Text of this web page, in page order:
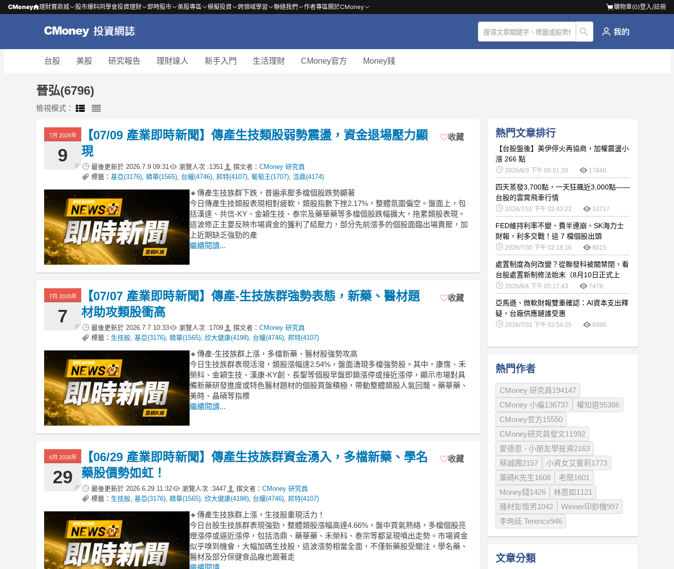
CMoney 理財寶商城 股市爆料同學會投資理財 即時股市 美股專區 模擬投資 跨領域學習 聯絡我們 作者專區關於CMoney 購物車(0)登入/註冊
台股 美股 研究報告 理財達人 新手入門 生活理財 CMoney官方 Money錢
晉弘(6796)
檢視模式：
7月 2026年
9
【07/09 產業即時新聞】傳產生技類股弱勢震盪，資金退場壓力顯
現
最後更新於 2026.7.9 09:31 瀏覽人次 :1351 撰文者： CMoney 研究員
標籤： 基亞(3176) 精華(1565) 台耀(4746) 邦特(4107) 葡萄王(1707) 浩鼎(4174)
收藏
🔸傳產生技族群下跌，普遍承壓多檔個股跌勢顯著
今日傳產生技類股表現相對疲軟，類股指數下挫2.17%，整體氛圍偏空。盤面上，包
括漢達、共信-KY、金穎生技、泰宗及藥華藥等多檔個股跌幅擴大，拖累類股表現。
這波修正主要反映市場資金的獲利了結壓力，部分先前漲多的個股面臨出場賣壓，加
上近期缺乏強勁的產
繼續閱讀...
7月 2026年
7
【07/07 產業即時新聞】傳產-生技族群強勢表態，新藥、醫材題
材助攻類股衝高
最後更新於 2026.7.7 10:33 瀏覽人次 :1709 撰文者： CMoney 研究員
標籤： 生技股 基亞(3176) 精華(1565) 欣大健康(4198) 台耀(4746) 邦特(4107)
收藏
🔸傳產-生技族群上漲，多檔新藥、醫材股強勢攻高
今日生技族群表現活潑，類股漲幅達2.54%，盤面湧現多檔強勢股。其中，康霈、禾
榮科、金穎生技、漢康-KY創、長聖等個股早盤即鎖漲停或接近漲停，顯示市場對具
備新藥研發進度或特色醫材題材的個股買盤積極，帶動整體類股人氣回籠。藥華藥、
美時、晶碩等指標
繼續閱讀...
6月 2026年
29
【06/29 產業即時新聞】傳產生技族群資金湧入，多檔新藥、學名
藥股價勢如虹！
最後更新於 2026.6.29 11:32 瀏覽人次 :3447 撰文者： CMoney 研究員
標籤： 生技股 基亞(3176) 精華(1565) 欣大健康(4198) 台耀(4746) 邦特(4107)
收藏
🔸傳產生技族群上漲，生技股重現活力！
今日台股生技族群表現強勁，整體類股漲幅高達4.66%，盤中買氣熱絡，多檔個股亮
燈漲停或逼近漲停，包括浩鼎、藥華藥、禾榮科、泰宗等都呈現噴出走勢。市場資金
似乎嗅到機會，大幅加碼生技股，這波漲勢相當全面，不僅新藥股受關注，學名藥、
醫材及部分保健食品廠也跟著走
繼續閱讀...
熱門文章排行
【台股盤後】美伊停火再協商，加權震盪小
漲 266 點
2026/8/3 下午 05:01:20 17840
四天蒸發3,700點，一天狂飆近3,000點——
台股的雲霄飛車行情
2026/7/31 下午 02:43:22 10717
FED維持利率不變、費半連崩、SK海力士
財報，利多交戰！這 7 檔個股出頭
2026/7/30 下午 02:18:16 8015
處置制度為何改變？從聯發科被關禁閉，看
台股處置新制修法始末（8月10日正式上
路）2026/8/4 下午 05:17:43 7479
亞馬遜、微軟財報雙重確認：AI資本支出釋
疑，台廠供應鏈誰受惠
2026/7/31 下午 03:54:25 6066
熱門作者
CMoney 研究員194147
CMoney 小編136737
權知道95386
CMoney官方15550
CMoney研究員發文11992
愛德恩 - 小朋友學投資2163
蔡誠圃2157
小資女艾蜜莉1773
籌碼K先生1608
老簡1601
Money錢1426
林恩如1121
腫材彭懷男1042
Winner印鈔機997
李珣廷 Terence946
文章分類